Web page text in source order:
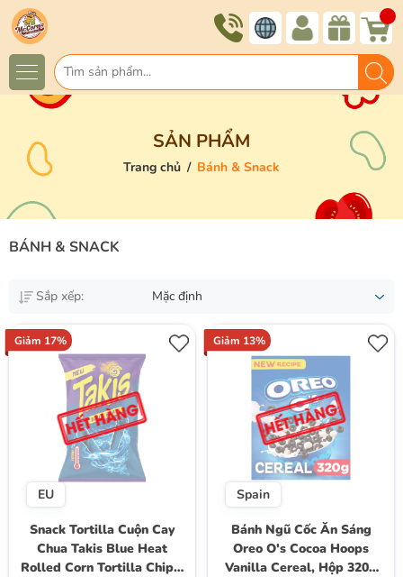
SẢN PHẨM
Trang chủ / Bánh & Snack
BÁNH & SNACK
Sắp xếp: Mặc định
Giảm 17%
EU
Snack Tortilla Cuộn Cay
Chua Takis Blue Heat
Rolled Corn Tortilla Chips,
Giảm 13%
Spain
Bánh Ngũ Cốc Ăn Sáng
Oreo O's Cocoa Hoops
Vanilla Cereal, Hộp 320g